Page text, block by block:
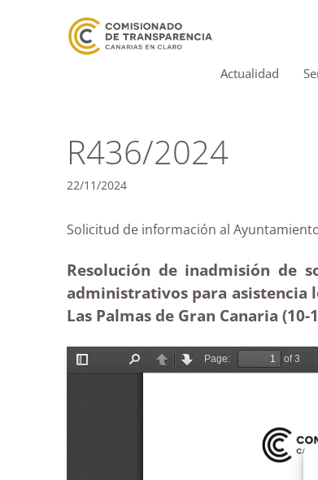
Actualidad
R436/2024
22/11/2024
Solicitud de información al
Resolución de inadmisión de
administrativos para asistencia
Las Palmas de Gran Canaria (10-